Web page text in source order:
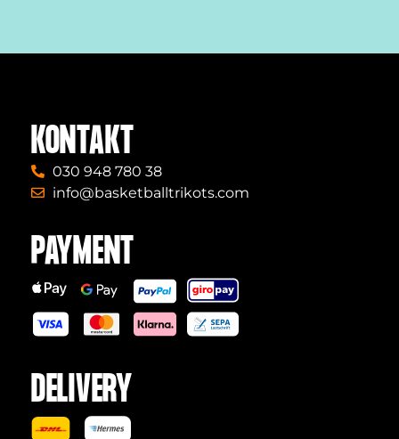
KONTAKT
030 948 780 38
info@basketballtrikots.com
PAYMENT
DELIVERY